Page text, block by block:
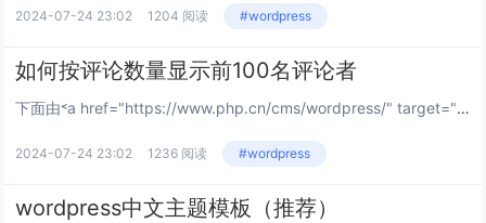
2024-07-24 23:02 1204 阅读 #wordpress
如何按评论数量显示前100名评论者
下面由˂a href="https://www.php.cn/cms/wordpress/" target="_blank">wordpress建站教程栏目给大家介绍按评论数量显示前100名评论者的方法，希望对需要的朋友有所帮助！...
2024-07-24 23:02 1236 阅读 #wordpress
wordpress中文主题模板（推荐）